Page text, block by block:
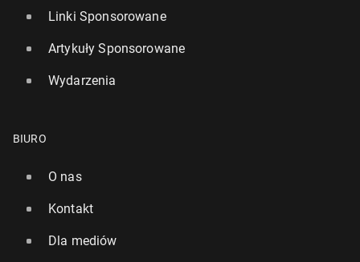
Linki Sponsorowane
Artykuły Sponsorowane
Wydarzenia
BIURO
O nas
Kontakt
Dla mediów